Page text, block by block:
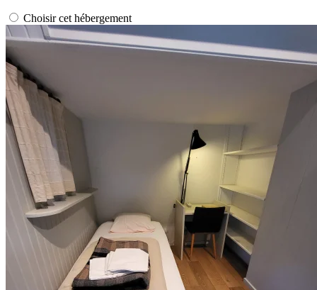
Choisir cet hébergement